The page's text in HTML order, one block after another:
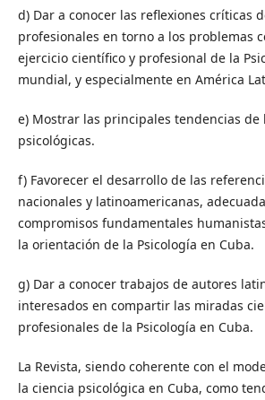
d) Dar a conocer las reflexiones críticas
profesionales en torno a los problemas
ejercicio científico y profesional de la
mundial, y especialmente en América
e) Mostrar las principales tendencias de
psicológicas.
f) Favorecer el desarrollo de las
nacionales y latinoamericanas,
compromisos fundamentales
la orientación de la Psicología en Cuba.
g) Dar a conocer trabajos de autores
interesados en compartir las miradas
profesionales de la Psicología en Cuba.
La Revista, siendo coherente con el
la ciencia psicológica en Cuba, como